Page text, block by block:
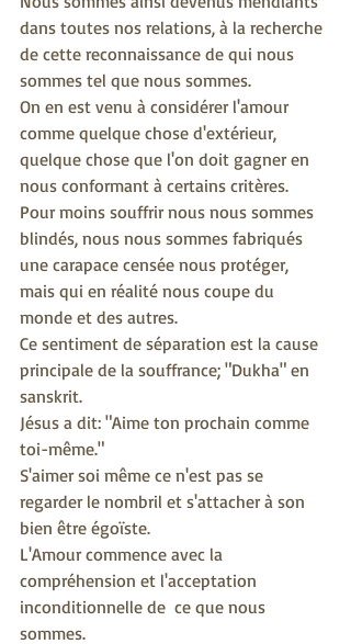
dans toutes nos relations, à la recherche
de cette reconnaissance de qui nous
sommes tel que nous sommes.
On en est venu à considérer l'amour
comme quelque chose d'extérieur,
quelque chose que l'on doit gagner en
nous conformant à certains critères.
Pour moins souffrir nous nous sommes
blindés, nous nous sommes fabriqués
une carapace censée nous protéger,
mais qui en réalité nous coupe du
monde et des autres.
Ce sentiment de séparation est la cause
principale de la souffrance; "Dukha" en
sanskrit.
Jésus a dit: "Aime ton prochain comme
toi-même."
S'aimer soi même ce n'est pas se
regarder le nombril et s'attacher à son
bien être égoïste.
L'Amour commence avec la
compréhension et l'acceptation
inconditionnelle de  ce que nous
sommes.